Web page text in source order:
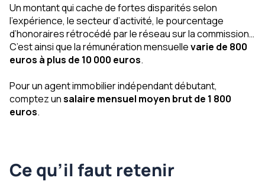
Un montant qui cache de fortes disparités selon
l’expérience, le secteur d’activité, le pourcentage
d’honoraires rétrocédé par le réseau sur la commission…
C’est ainsi que la rémunération mensuellevarie de 800
euros à plus de 10 000 euros.
Pour un agent immobilier indépendant débutant,
comptez unsalaire mensuel moyen brut de 1 800
euros.
Ce qu’il faut retenir